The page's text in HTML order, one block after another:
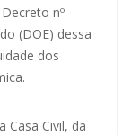
nº
(DOE) dessa
dos
Casa Civil, da